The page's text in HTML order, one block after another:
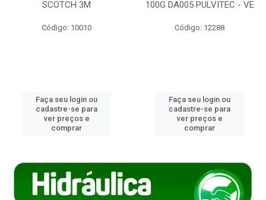
SCOTCH 3M
Código: 10010
Faça seu login ou
cadastre-se para
ver preços e
comprar
100G DA005 PULVITEC - VE
Código: 12288
Faça seu login ou
cadastre-se para
ver preços e
comprar